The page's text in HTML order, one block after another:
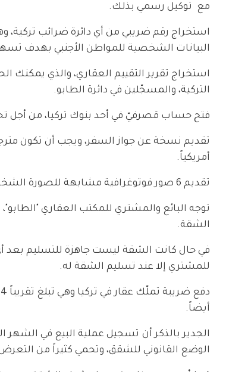
مع توكيل رسمي بذلك.
استخراج رقم ضريبي من أي دائرة ضرائب تركية،
البيانات الشخصية للمواطن الأجنبي بهدف
استخراج تقرير التقييم العقاري، والذي يمكنك
التركية، والمسجّلين في دائرة الطابو.
فتح حساب مَصرفيّ في أحد بنوك تركيا، من أجل
أمريكياً.
تقديم 6 صور فوتوغرافية مشابهة للصورة الشخصية الموجودة في جواز السفر.
توجه البائع والمشتري للمكتب العقاري
الشقة.
في حال كانت الشقة ليست جاهزة للتسليم بعد
للمشتري إلا عند تسليم الشقة له.
أيضاً.
الجدير بالذكر أن تسجيل عملية البيع في
الوضع القانوني للشقق، وتحمي كثيراً من التعرض